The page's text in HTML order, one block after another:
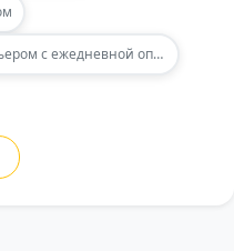
Курьером с ежедневной оплатой